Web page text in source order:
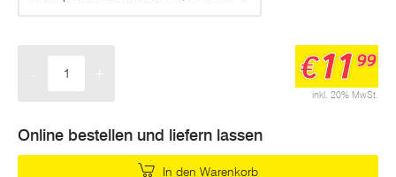
inkl. 20% MwSt.
€11 99
Online bestellen und liefern lassen
In den Warenkorb